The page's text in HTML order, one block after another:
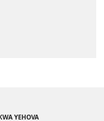
YEHOVA